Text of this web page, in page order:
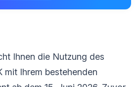
Ihnen die Nutzung des
mit Ihrem bestehenden